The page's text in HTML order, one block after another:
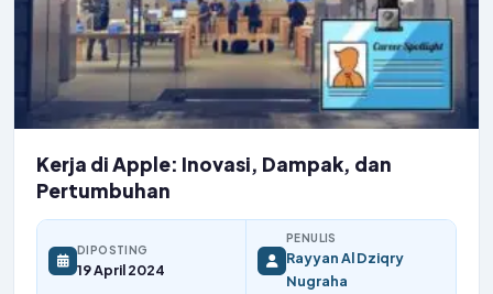
Kerja di Apple: Inovasi, Dampak, dan
Pertumbuhan
DIPOSTING
19 April 2024
PENULIS
Rayyan Al Dziqry
Nugraha